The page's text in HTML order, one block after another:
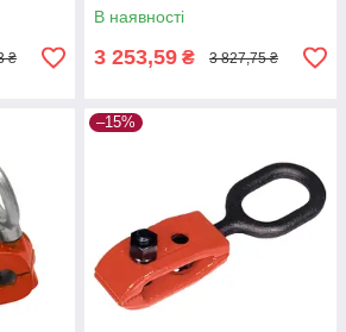
₴
В наявності
3 253,59 ₴ 3 827,75 ₴
–15%